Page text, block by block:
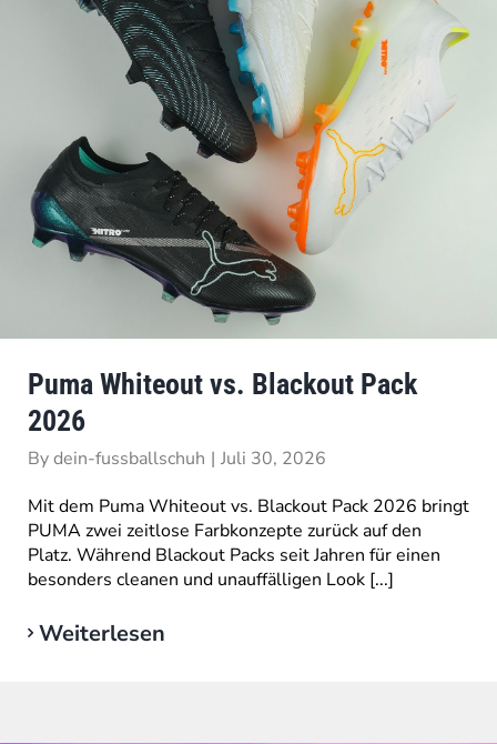
Puma Whiteout vs. Blackout Pack
2026
Bydein-fussballschuh | Juli 30, 2026
Mit dem Puma Whiteout vs. Blackout Pack 2026 bringt
PUMA zwei zeitlose Farbkonzepte zurück auf den
Platz. Während Blackout Packs seit Jahren für einen
besonders cleanen und unauffälligen Look [...]
Weiterlesen